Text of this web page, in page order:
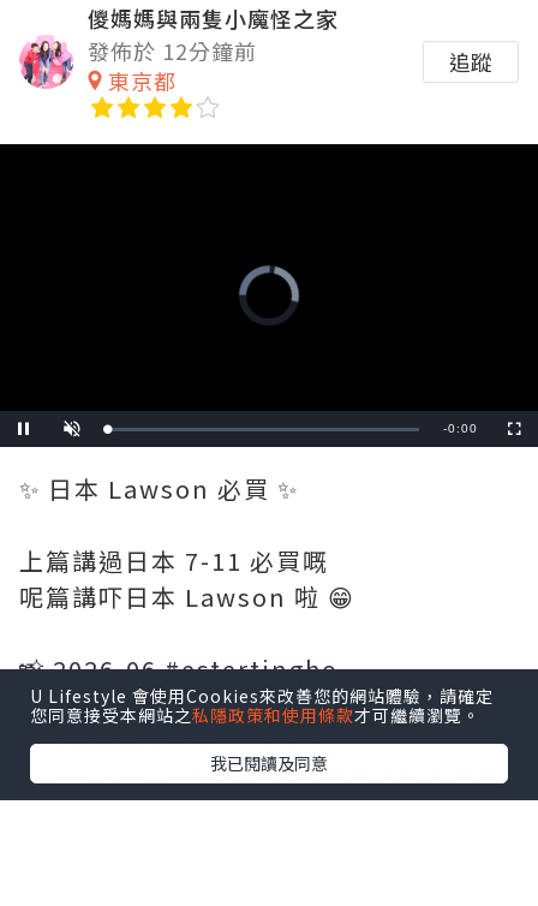
儍媽媽與兩隻小魔怪之家
發佈於 12分鐘前
東京都
追蹤
Video
Player
is
loading.
Pause Unmute Loaded:
0%
Remaining
-0:19
✨ 日本 Lawson 必買 ✨
上篇講過日本 7-11 必買嘅
呢篇講吓日本 Lawson 啦 😁
📸 2026-06 #estertingho
#日本超商 #日本Lawson
#colemanumbrella #炸雞君 #日本便利
U Lifestyle 會使用Cookies來改善您的網站體驗，請確定
您同意接受本網站之私隱政策和使用條款才可繼續瀏覽。
我已閱讀及同意